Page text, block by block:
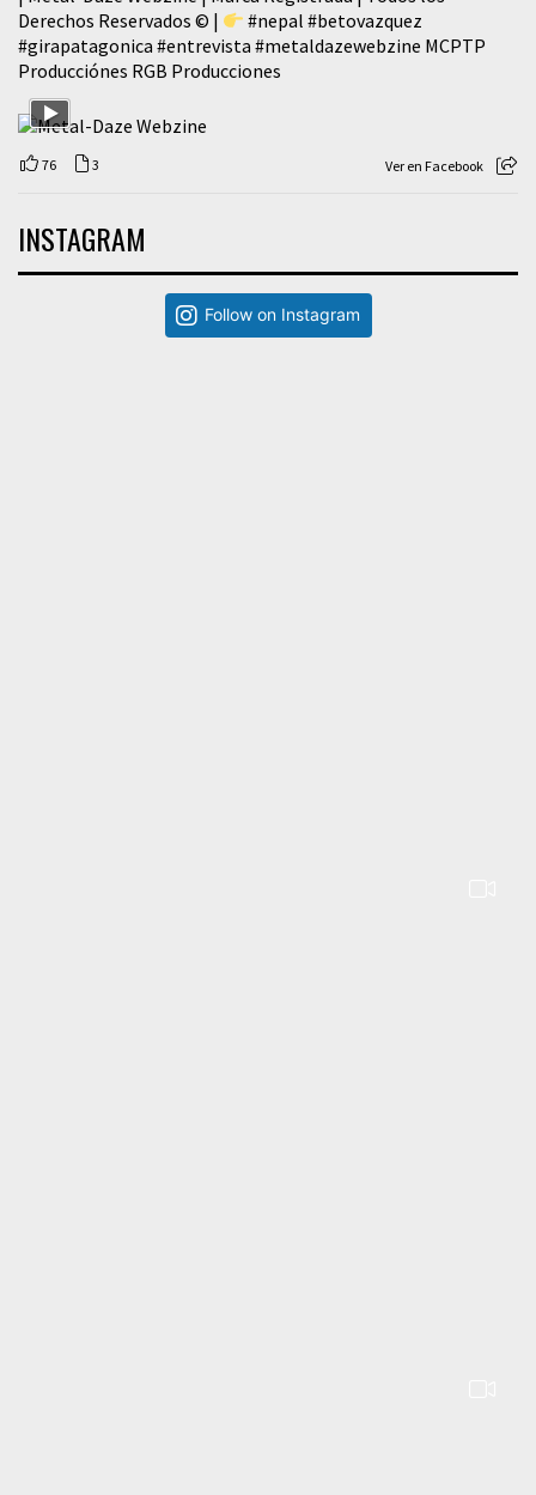
Derechos Reservados © |
#nepal #betovazquez
#girapatagonica #entrevista #metaldazewebzine MCPTP
Producciónes RGB Producciones
76 3 Ver en Facebook
INSTAGRAM
Follow on Instagram